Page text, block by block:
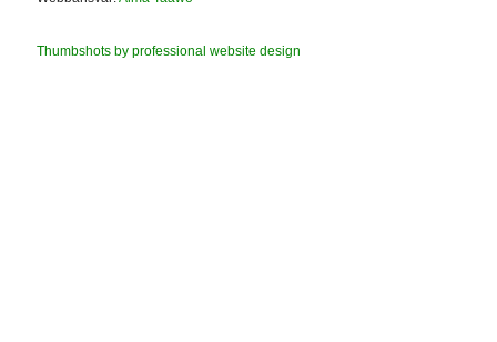
Thumbshots by professional website design